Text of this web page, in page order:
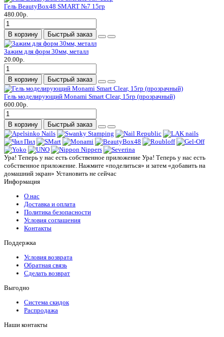
Гель BeautyBox48 SMART №7 15гр
480.00р.
В корзину Быстрый заказ
Зажим для форм 30мм, металл
20.00р.
В корзину Быстрый заказ
Гель моделирующий Monami Smart Clear, 15гр (прозрачный)
600.00р.
В корзину Быстрый заказ
Ура! Теперь у нас есть собственное приложение Ура! Теперь у нас есть
собственное приложение. Нажмите «поделиться» и затем «добавить на
домашний экран» Установить не сейчас
Информация
О нас
Доставка и оплата
Политика безопасности
Условия соглашения
Контакты
Поддержка
Условия возврата
Обратная связь
Сделать возврат
Выгодно
Система скидок
Распродажа
Наши контакты